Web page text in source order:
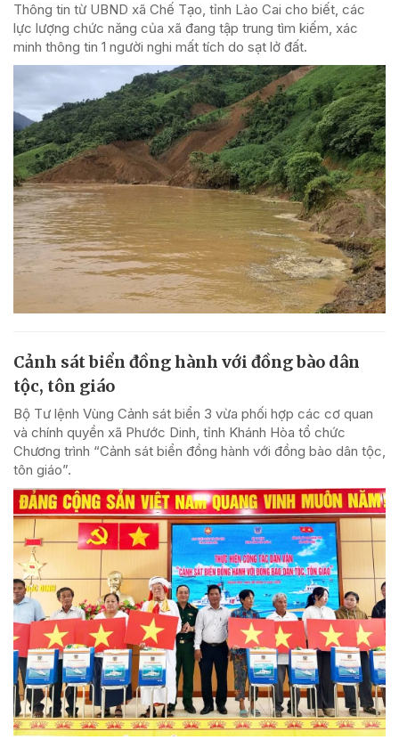
Thông tin từ UBND xã Chế Tạo, tỉnh Lào Cai cho biết, các
lực lượng chức năng của xã đang tập trung tìm kiếm, xác
minh thông tin 1 người nghi mất tích do sạt lở đất.
Cảnh sát biển đồng hành với đồng bào dân
tộc, tôn giáo
Bộ Tư lệnh Vùng Cảnh sát biển 3 vừa phối hợp các cơ quan
và chính quyền xã Phước Dinh, tỉnh Khánh Hòa tổ chức
Chương trình “Cảnh sát biển đồng hành với đồng bào dân tộc,
tôn giáo”.